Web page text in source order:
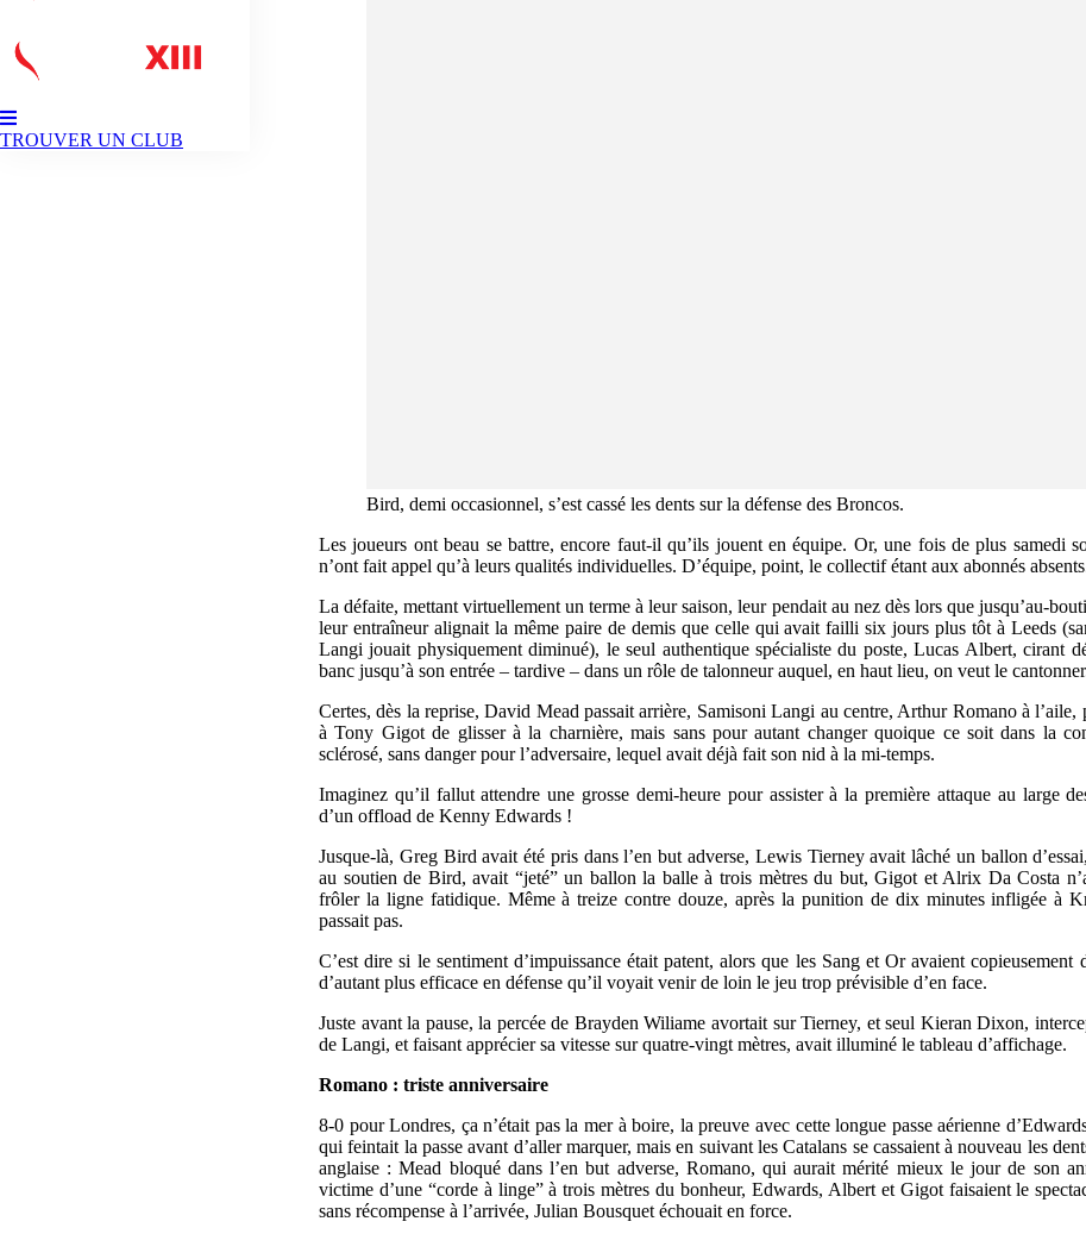
TROUVER UN CLUB
Bird, demi occasionnel, s’est cassé les dents sur la défense des Broncos.
Les joueurs ont beau se battre, encore faut-il qu’ils jouent en équipe. Or, une fois de plus samedi
n’ont fait appel qu’à leurs qualités individuelles. D’équipe, point, le collectif étant aux abonnés
La défaite, mettant virtuellement un terme à leur saison, leur pendait au nez dès lors que jusqu’au-
leur entraîneur alignait la même paire de demis que celle qui avait failli six jours plus tôt à Leeds
Langi jouait physiquement diminué), le seul authentique spécialiste du poste, Lucas Albert, cirant
banc jusqu’à son entrée – tardive – dans un rôle de talonneur auquel, en haut lieu, on veut le
Certes, dès la reprise, David Mead passait arrière, Samisoni Langi au centre, Arthur Romano à l’aile,
à Tony Gigot de glisser à la charnière, mais sans pour autant changer quoique ce soit dans la
sclérosé, sans danger pour l’adversaire, lequel avait déjà fait son nid à la mi-temps.
Imaginez qu’il fallut attendre une grosse demi-heure pour assister à la première attaque au large
d’un offload de Kenny Edwards !
Jusque-là, Greg Bird avait été pris dans l’en but adverse, Lewis Tierney avait lâché un ballon
au soutien de Bird, avait “jeté” un ballon la balle à trois mètres du but, Gigot et Alrix Da Costa
frôler la ligne fatidique. Même à treize contre douze, après la punition de dix minutes infligée à
passait pas.
C’est dire si le sentiment d’impuissance était patent, alors que les Sang et Or avaient copieusement
d’autant plus efficace en défense qu’il voyait venir de loin le jeu trop prévisible d’en face.
Juste avant la pause, la percée de Brayden Wiliame avortait sur Tierney, et seul Kieran Dixon,
de Langi, et faisant apprécier sa vitesse sur quatre-vingt mètres, avait illuminé le tableau d’affichage.
Romano : triste anniversaire
8-0 pour Londres, ça n’était pas la mer à boire, la preuve avec cette longue passe aérienne
qui feintait la passe avant d’aller marquer, mais en suivant les Catalans se cassaient à nouveau les
anglaise : Mead bloqué dans l’en but adverse, Romano, qui aurait mérité mieux le jour de son
victime d’une “corde à linge” à trois mètres du bonheur, Edwards, Albert et Gigot faisaient le
sans récompense à l’arrivée, Julian Bousquet échouait en force.